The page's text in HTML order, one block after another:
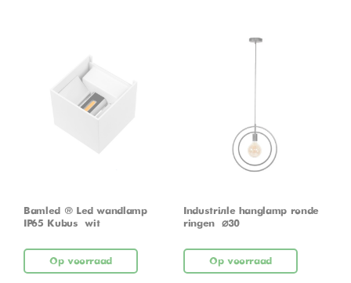
Bamled ® Led wandlamp
IP65 Kubus – wit
Op voorraad
Industriële hanglamp ronde
ringen – ⌀30
Op voorraad